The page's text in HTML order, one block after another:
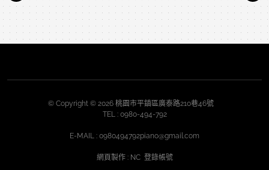
© Copyright © 2026 桃園市平鎮區廣泰路210巷46號
TEL : 0980-494-792
E-MAIL : 0980494792piano@gmail.com
網頁製作: NC 登錄帳號